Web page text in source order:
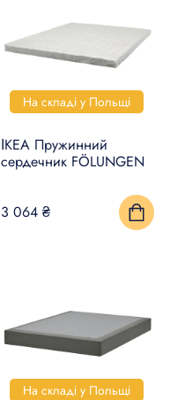
На складі у Польщі
ІКЕА Пружинний
сердечник FÖLUNGEN
3 064 ₴
На складі у Польщі